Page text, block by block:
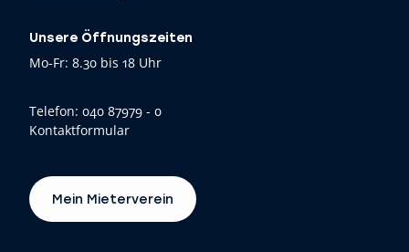
Unsere Öffnungszeiten
Mo-Fr: 8.30 bis 18 Uhr
Telefon: 040 87979 - 0
Kontaktformular
Mein Mieterverein